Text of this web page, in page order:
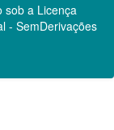
sob a Licença
- SemDerivações